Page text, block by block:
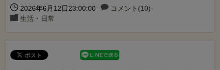
2026年6月12日23:00:00
コメント(10)
生活・日常